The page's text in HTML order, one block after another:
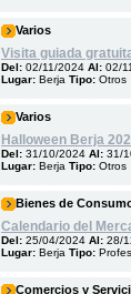
Varios
Visita guiada
Del: 02/11/2024 Al: 02/
Lugar: Berja Tipo: Otros
Varios
Halloween Berja
Del: 31/10/2024 Al: 31/
Lugar: Berja Tipo: Otros
Bienes de
Calendario del
Del: 25/04/2024 Al: 28/
Lugar: Berja Tipo:
Comercios y